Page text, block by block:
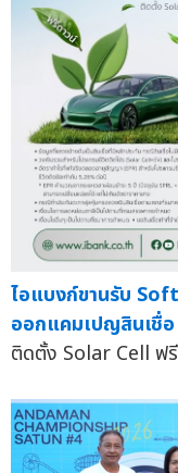
ไอแบงก์ขานรับ
ออกแคมเปญสินเชื่อ
ติดตั้ง Solar Cell ฟรี